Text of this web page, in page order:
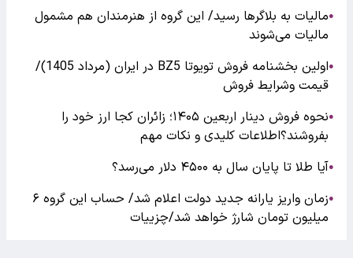
●مالیات به بلاگرها رسید/ این گروه از هنرمندان هم مشمول
مالیات می‌شوند
●
اولین بخشنامه فروش تویوتا BZ5 در ایران (مرداد 1405)/
قیمت وشرایط فروش
●
نحوه فروش دینار اربعین ۱۴۰۵؛ زائران کجا ارز خود را
بفروشند؟اطلاعات کلیدی و نکات مهم
●آیا طلا تا پایان سال به ۴۵۰۰ دلار می‌رسد؟
●
زمان واریز یارانه جدید دولت اعلام شد/ حساب این گروه ۶
میلیون تومان شارژ خواهد شد/چزییات